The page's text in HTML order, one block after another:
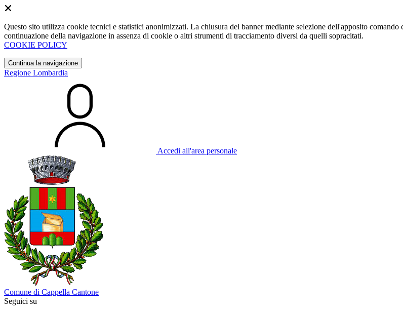
Questo sito utilizza cookie tecnici e statistici anonimizzati. La chiusura del banner mediante selezione dell'apposito
continuazione della navigazione in assenza di cookie o altri strumenti di tracciamento diversi da quelli sopracitati.
COOKIE POLICY
Continua la navigazione
Regione Lombardia
Accedi all'area personale
Comune di Cappella Cantone
Seguici su